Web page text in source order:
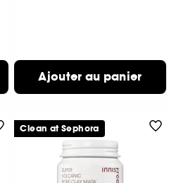
Ajouter au panier
Clean at Sephora